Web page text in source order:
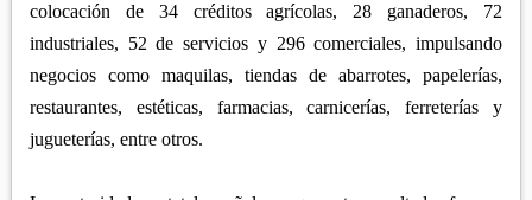
colocación de 34 créditos agrícolas, 28 ganaderos, 72
industriales, 52 de servicios y 296 comerciales, impulsando
negocios como maquilas, tiendas de abarrotes, papelerías,
restaurantes, estéticas, farmacias, carnicerías, ferreterías y
jugueterías, entre otros.